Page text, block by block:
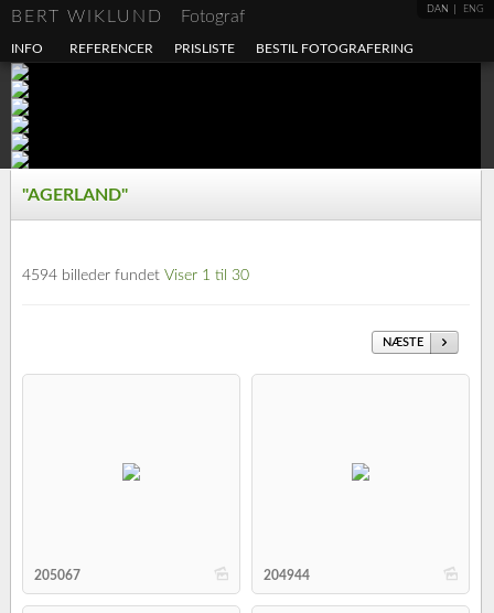
DAN ENG
BERT WIKLUND Fotograf
INFO REFERENCER PRISLISTE BESTIL FOTOGRAFERING
"AGERLAND"
4594 billeder fundet Viser 1 til 30
NÆSTE
b
205067 b
204944